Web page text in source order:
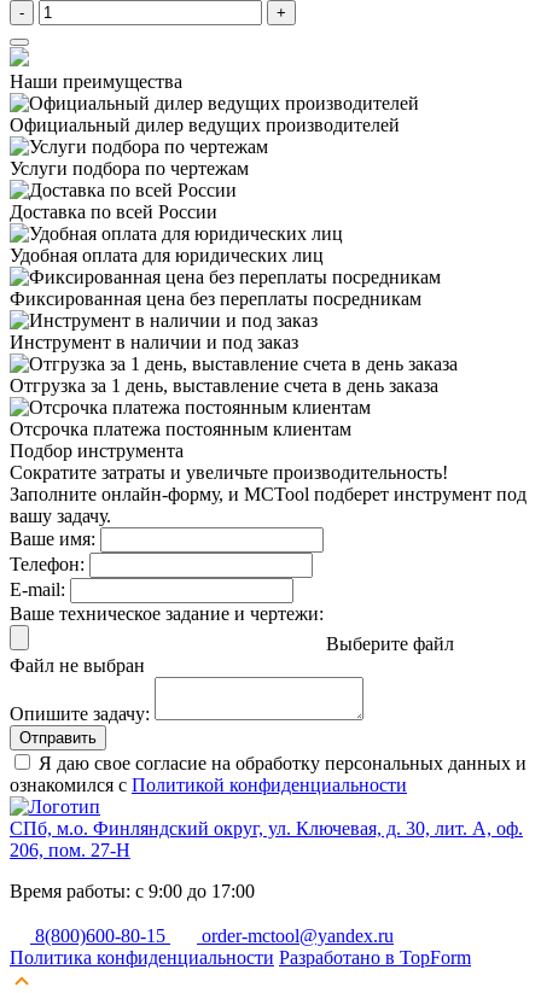
- +
Наши преимущества
Официальный дилер ведущих производителей
Услуги подбора по чертежам
Доставка по всей России
Удобная оплата для юридических лиц
Фиксированная цена без переплаты посредникам
Инструмент в наличии и под заказ
Отгрузка за 1 день, выставление счета в день заказа
Отсрочка платежа постоянным клиентам
Подбор инструмента
Сократите затраты и увеличьте производительность!
Заполните онлайн-форму, и MCTool подберет инструмент под
вашу задачу.
Ваше имя:
Телефон:
E-mail:
Ваше техническое задание и чертежи:
Выберите файл
Файл не выбран
Опишите задачу:
Отправить
Я даю свое согласие на обработку персональных данных и
ознакомился с Политикой конфиденциальности
СПб, м.о. Финляндский округ, ул. Ключевая, д. 30, лит. А, оф.
206, пом. 27-Н
Время работы: с 9:00 до 17:00
8(800)600-80-15
order-mctool@yandex.ru
Политика конфиденциальности Разработано в TopForm